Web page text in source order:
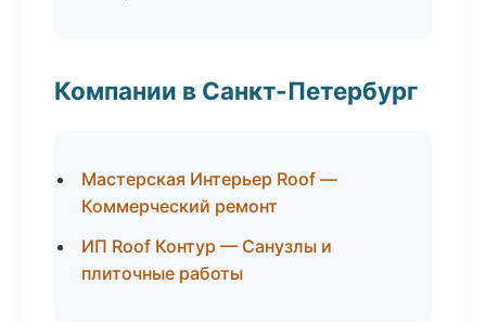
Компании в Санкт-Петербург
Мастерская Интерьер Roof —
Коммерческий ремонт
ИП Roof Контур — Санузлы и
плиточные работы